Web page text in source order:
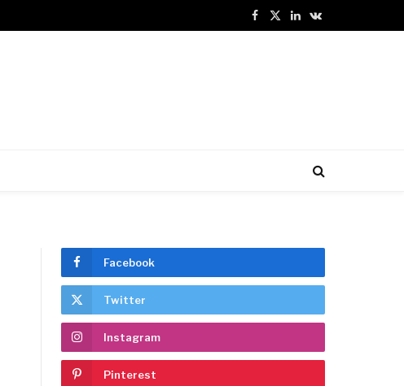
Facebook
X
LinkedInVKontakte
Facebook
Twitter
Instagram
Pinterest